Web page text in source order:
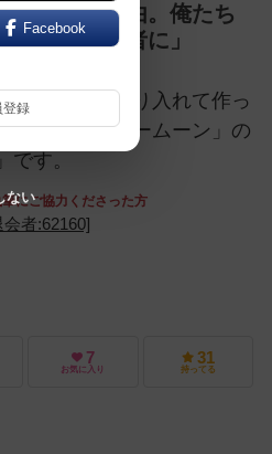
翼がある理由。俺たち
王国の支配者に」
ＣＧ要素を取り入れて作っ
ゲーム「ブルームーン」の
す。
にご協力くださった方
会者:62160]
7
お気に入り
31
持ってる
Facebook
登録
ない